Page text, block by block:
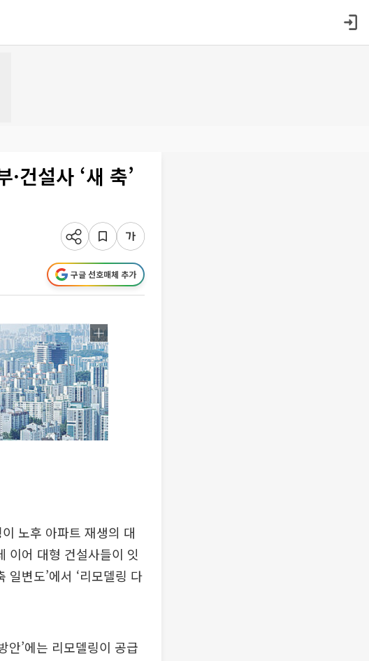
건설사 ‘새 축’
구글 선호매체 추가
노후 아파트 재생의 대
이어 대형 건설사들이 잇
변도’에서 ‘리모델링 다
안’에는 리모델링이 공급